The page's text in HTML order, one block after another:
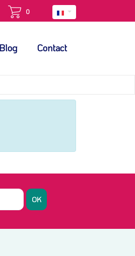
0
Blog Contact
OK